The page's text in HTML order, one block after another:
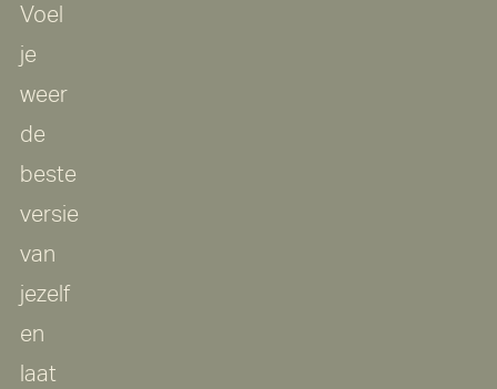
Voel
je
weer
de
beste
versie
van
jezelf
en
laat